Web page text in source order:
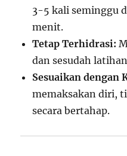
3-5 kali seminggu
menit.
Tetap Terhidrasi:
dan sesudah
Sesuaikan dengan
memaksakan diri,
secara bertahap.